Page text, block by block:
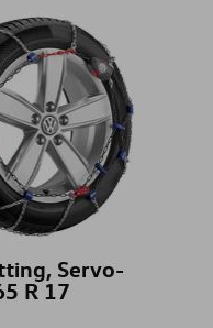
Servo-
R 17